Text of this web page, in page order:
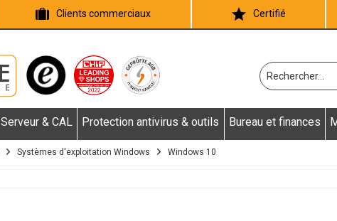
Clients commerciaux Certifié
Serveur & CAL Protection antivirus & outils Bureau et finances
Systèmes d'exploitation Windows Windows 10